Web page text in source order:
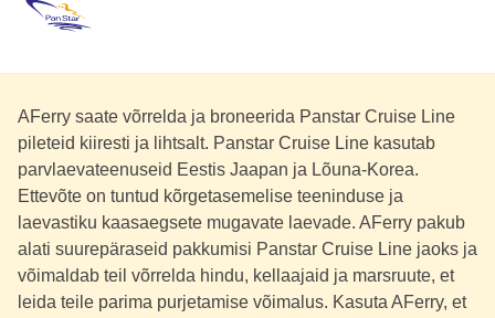
AFerry saate võrrelda ja broneerida Panstar Cruise Line
pileteid kiiresti ja lihtsalt. Panstar Cruise Line kasutab
parvlaevateenuseid Eestis Jaapan ja Lõuna-Korea.
Ettevõte on tuntud kõrgetasemelise teeninduse ja
laevastiku kaasaegsete mugavate laevade. AFerry pakub
alati suurepäraseid pakkumisi Panstar Cruise Line jaoks ja
võimaldab teil võrrelda hindu, kellaajaid ja marsruute, et
leida teile parima purjetamise võimalus. Kasuta AFerry, et